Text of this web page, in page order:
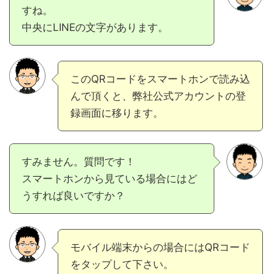
すね。
中央にLINEの文字があります。
このQRコードをスマートホンで読み込
んで頂くと、弊社公式アカウントの登
録画面に移ります。
すみません。質問です！
スマートホンから見ている場合にはど
うすれば良いですか？
モバイル端末からの場合にはQRコード
をタップして下さい。